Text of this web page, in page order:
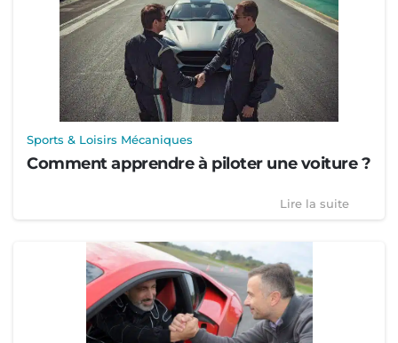
Sports & Loisirs Mécaniques
Comment apprendre à piloter une voiture ?
Lire la suite